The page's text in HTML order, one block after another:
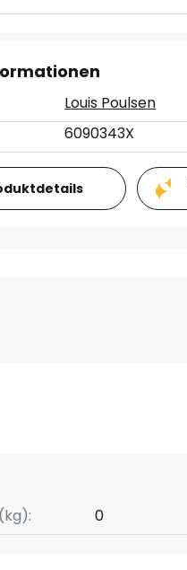
Louis Poulsen
6090343X
0